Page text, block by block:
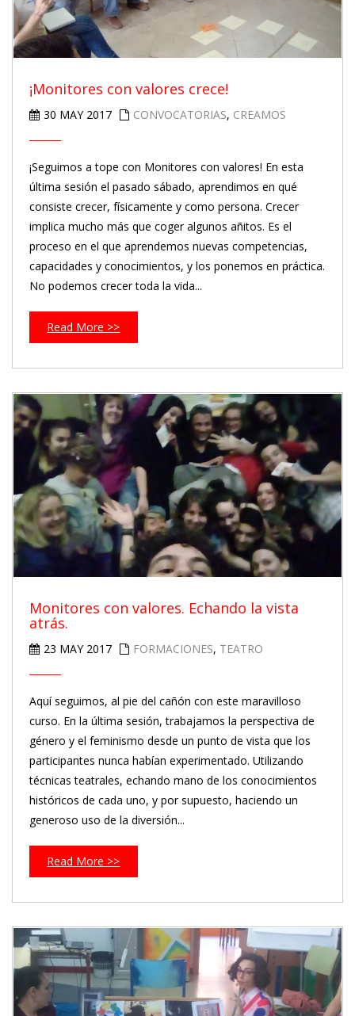
¡Monitores con valores crece!
30 MAY 2017 CONVOCATORIAS, CREAMOS
¡Seguimos a tope con Monitores con valores! En esta
última sesión el pasado sábado, aprendimos en qué
consiste crecer, físicamente y como persona. Crecer
implica mucho más que coger algunos añitos. Es el
proceso en el que aprendemos nuevas competencias,
capacidades y conocimientos, y los ponemos en práctica.
No podemos crecer toda la vida...
Read More >>
Monitores con valores. Echando la vista
atrás.
23 MAY 2017 FORMACIONES, TEATRO
Aquí seguimos, al pie del cañón con este maravilloso
curso. En la última sesión, trabajamos la perspectiva de
género y el feminismo desde un punto de vista que los
participantes nunca habían experimentado. Utilizando
técnicas teatrales, echando mano de los conocimientos
históricos de cada uno, y por supuesto, haciendo un
generoso uso de la diversión...
Read More >>